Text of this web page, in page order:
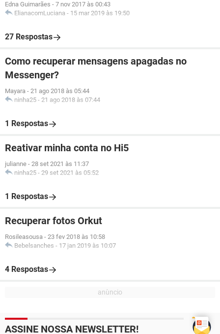
Edna Guimarães - 7 nov 2017 às 00:43
ElianacomLuciana - 15 mar 2019 às 19:50
27 Respostas
Como recuperar mensagens apagadas no
Messenger?
Mayara - 21 ago 2018 às 05:44
ninha25 - 21 ago 2018 às 07:44
1 Respostas
Reativar minha conta no Hi5
julianne - 28 set 2021 às 11:37
ninha25 - 29 set 2021 às 05:52
1 Respostas
Recuperar fotos Orkut
Rosileasousa - 23 fev 2018 às 10:58
Bebelsanches - 17 jan 2019 às 10:07
4 Respostas
ASSINE NOSSA NEWSLETTER!